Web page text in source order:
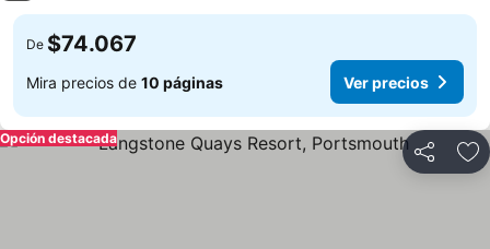
De $74.067
Mira precios de 10 páginas Ver precios
Compartir
Opción destacada